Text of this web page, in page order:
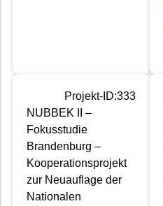
Projekt-ID:333
NUBBEK II –
Fokusstudie
Brandenburg –
Kooperationsprojekt
zur Neuauflage der
Nationalen